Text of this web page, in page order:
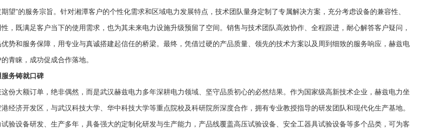
望”的服务宗旨。针对湘潭客户的个性化需求和区域电力发展特点，技术团队量身定制了专属解决方案，充分考虑设备的兼容性、
，既满足客户当下的使用需求，也为其未来电力设施升级预留了空间。销售与技术团队高效协作、全程跟进，耐心解答客户疑问，
势和服务保障，用专业与真诚搭建起信任的桥梁。最终，凭借过硬的产品质量、领先的技术方案以及周到细致的服务响应，赫兹电
青睐，成功促成合作落地。
务铸就口碑
份大额订单，绝非偶然，而是武汉赫兹电力多年深耕电力领域、坚守品质初心的必然结果。作为国家级高新技术企业，赫兹电力坐
经济开发区，与武汉科技大学、华中科技大学等重点院校及科研院所深度合作，拥有专业教授指导的研发团队和现代化生产基地。
验设备研发、生产多年，具备强大的定制化研发与生产能力，产品线覆盖高压试验设备、安全工器具试验设备等多个品类，可为客